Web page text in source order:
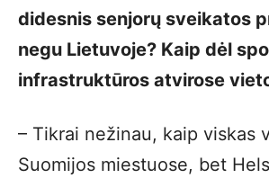
didesnis senjorų sveikatos
negu Lietuvoje? Kaip dėl
infrastruktūros atvirose
– Tikrai nežinau, kaip viskas
Suomijos miestuose, bet